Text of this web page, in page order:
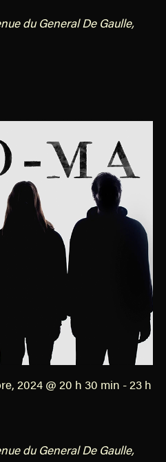
du General De Gaulle,
2024 @ 20 h 30 min -23 h
du General De Gaulle,